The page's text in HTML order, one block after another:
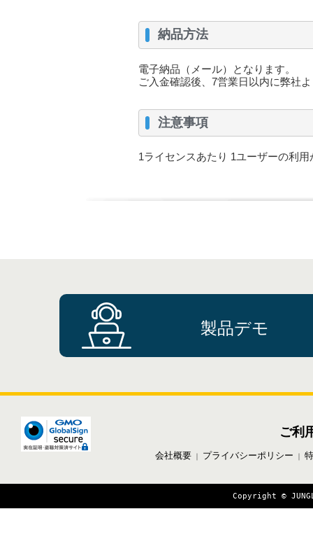
納品方法
電子納品（メール）となります。
ご入金確認後、7営業日以内に弊社
注意事項
1ライセンスあたり 1ユーザーの利用
製品デモ
ご利
会社概要｜ プライバシーポリシー ｜
Copyright ©